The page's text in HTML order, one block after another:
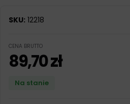
SKU: 12218
CENA BRUTTO
89,70zł
Na stanie